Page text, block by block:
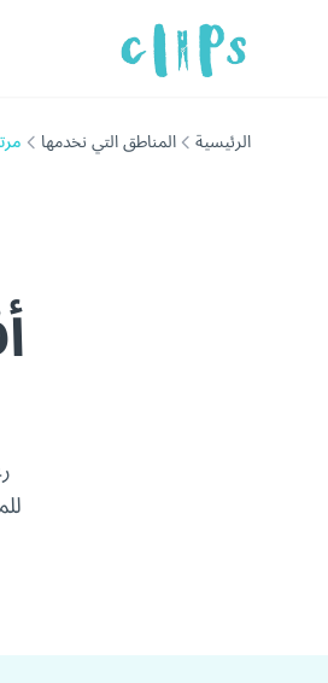
الرئيسية المناطق التي نخدمها